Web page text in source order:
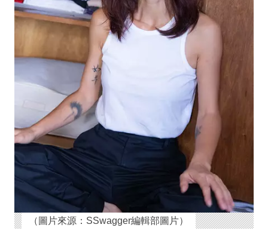
（圖片來源：SSwagger編輯部圖片）